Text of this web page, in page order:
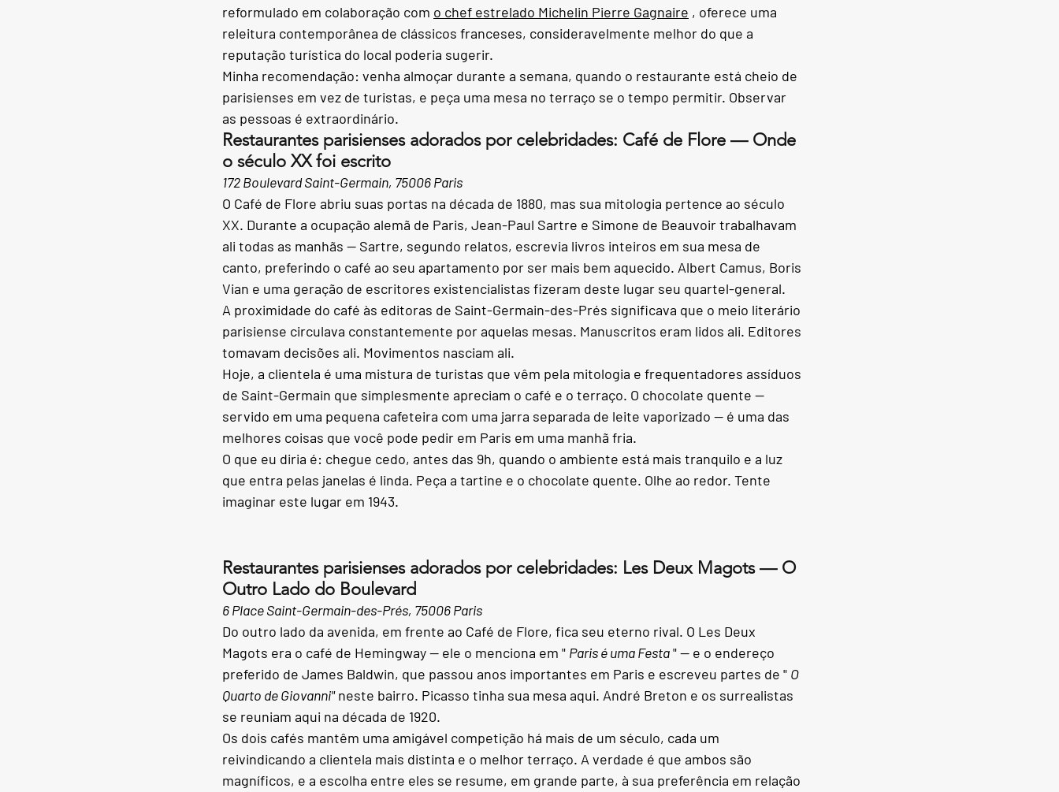
reformulado em colaboração com o chef estrelado Michelin Pierre Gagnaire , oferece uma
releitura contemporânea de clássicos franceses, consideravelmente melhor do que a
reputação turística do local poderia sugerir.
Minha recomendação: venha almoçar durante a semana, quando o restaurante está cheio de
parisienses em vez de turistas, e peça uma mesa no terraço se o tempo permitir. Observar
as pessoas é extraordinário.
Restaurantes parisienses adorados por celebridades: Café de Flore — Onde
o século XX foi escrito
172 Boulevard Saint-Germain, 75006 Paris
O Café de Flore abriu suas portas na década de 1880, mas sua mitologia pertence ao século
XX. Durante a ocupação alemã de Paris, Jean-Paul Sartre e Simone de Beauvoir trabalhavam
ali todas as manhãs — Sartre, segundo relatos, escrevia livros inteiros em sua mesa de
canto, preferindo o café ao seu apartamento por ser mais bem aquecido. Albert Camus, Boris
Vian e uma geração de escritores existencialistas fizeram deste lugar seu quartel-general.
A proximidade do café às editoras de Saint-Germain-des-Prés significava que o meio literário
parisiense circulava constantemente por aquelas mesas. Manuscritos eram lidos ali. Editores
tomavam decisões ali. Movimentos nasciam ali.
Hoje, a clientela é uma mistura de turistas que vêm pela mitologia e frequentadores assíduos
de Saint-Germain que simplesmente apreciam o café e o terraço. O chocolate quente —
servido em uma pequena cafeteira com uma jarra separada de leite vaporizado — é uma das
melhores coisas que você pode pedir em Paris em uma manhã fria.
O que eu diria é: chegue cedo, antes das 9h, quando o ambiente está mais tranquilo e a luz
que entra pelas janelas é linda. Peça a tartine e o chocolate quente. Olhe ao redor. Tente
imaginar este lugar em 1943.
Restaurantes parisienses adorados por celebridades: Les Deux Magots — O
Outro Lado do Boulevard
6 Place Saint-Germain-des-Prés, 75006 Paris
Do outro lado da avenida, em frente ao Café de Flore, fica seu eterno rival. O Les Deux
Magots era o café de Hemingway — ele o menciona em " Paris é uma Festa" — e o endereço
preferido de James Baldwin, que passou anos importantes em Paris e escreveu partes de " O
Quarto de Giovanni" neste bairro. Picasso tinha sua mesa aqui. André Breton e os surrealistas
se reuniam aqui na década de 1920.
Os dois cafés mantêm uma amigável competição há mais de um século, cada um
reivindicando a clientela mais distinta e o melhor terraço. A verdade é que ambos são
magníficos, e a escolha entre eles se resume, em grande parte, à sua preferência em relação